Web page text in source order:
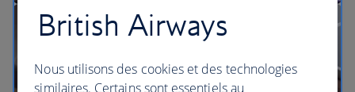
Nos salons
British Airways
Nous utilisons des cookies et des technologies
similaires. Certains sont essentiels au